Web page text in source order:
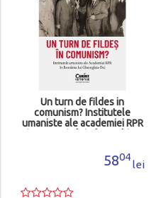
Un turn de fildes in
comunism? Institutele
ale academiei RPR
04
lei